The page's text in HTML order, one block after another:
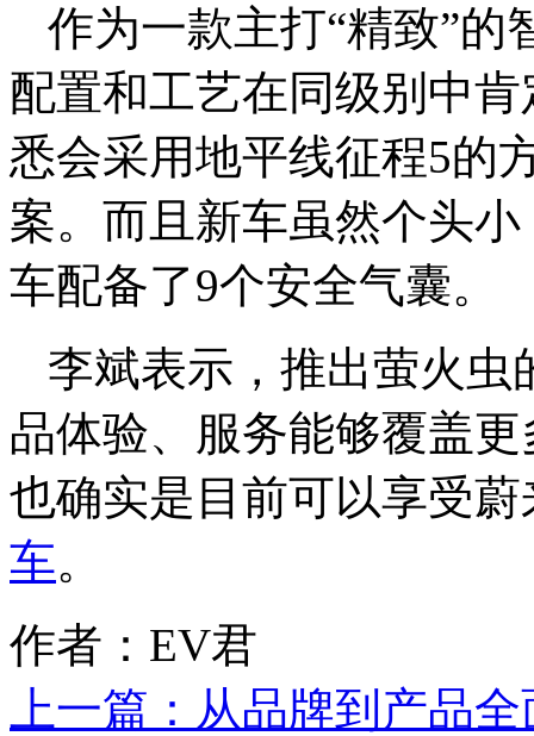
作为一款主打“精致”的
配置和工艺在同级别中
悉会采用地平线征程5的
案。而且新车虽然个头
车配备了9个安全气囊。
李斌表示，推出萤火虫
品体验、服务能够覆盖
也确实是目前可以享受
车。
作者：EV君
上一篇： 从品牌到产品